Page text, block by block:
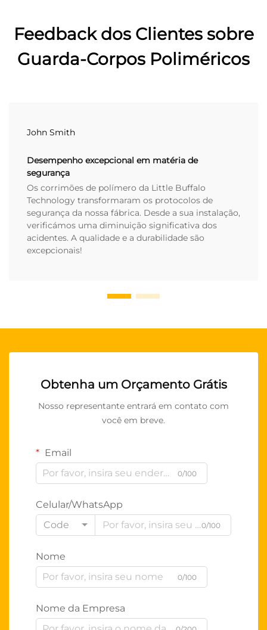
Feedback dos Clientes sobre
Guarda-Corpos Poliméricos
John Smith
Desempenho excepcional em matéria de
segurança
Os corrimões de polímero da Little Buffalo
Technology transformaram os protocolos de
segurança da nossa fábrica. Desde a sua instalação,
verificámos uma diminuição significativa dos
acidentes. A qualidade e a durabilidade são
excepcionais!
Obtenha um Orçamento Grátis
Nosso representante entrará em contato com
você em breve.
Email
0/100
Celular/WhatsApp
Code
0/100
Nome
0/100
Nome da Empresa